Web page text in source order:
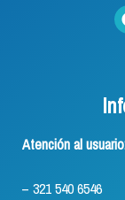
Atención al
– 321 540 6546